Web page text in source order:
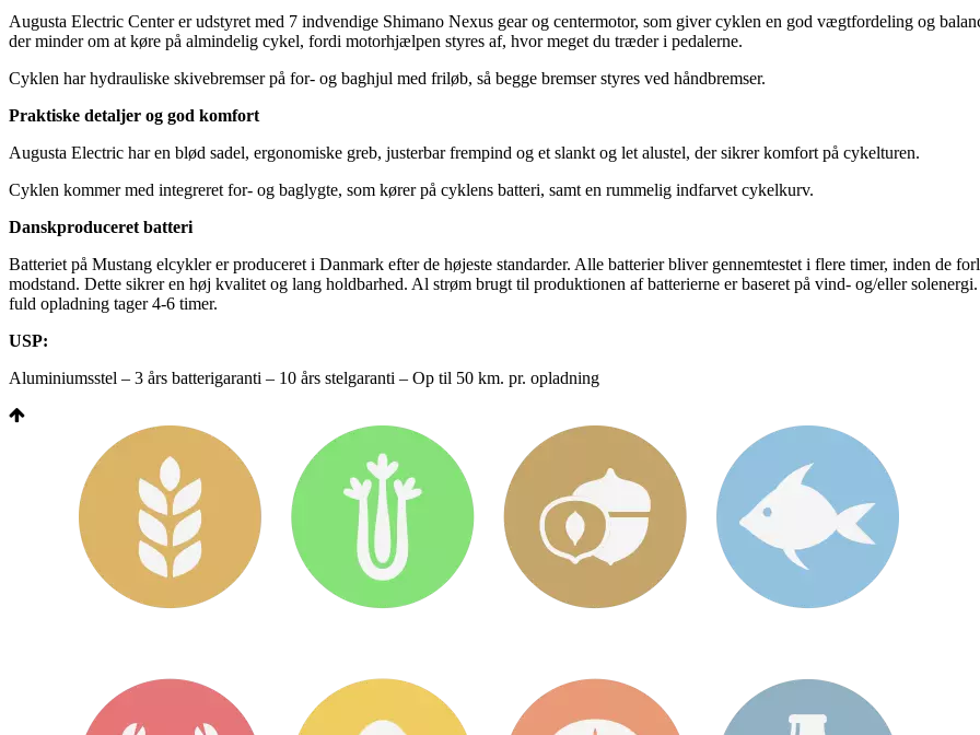
Augusta Electric Center er udstyret med 7 indvendige Shimano Nexus gear og centermotor, som giver cyklen en god vægtfordeling og
der minder om at køre på almindelig cykel, fordi motorhjælpen styres af, hvor meget du træder i pedalerne.
Cyklen har hydrauliske skivebremser på for- og baghjul med friløb, så begge bremser styres ved håndbremser.
Praktiske detaljer og god komfort
Augusta Electric har en blød sadel, ergonomiske greb, justerbar frempind og et slankt og let alustel, der sikrer komfort på cykelturen.
Cyklen kommer med integreret for- og baglygte, som kører på cyklens batteri, samt en rummelig indfarvet cykelkurv.
Danskproduceret batteri
Batteriet på Mustang elcykler er produceret i Danmark efter de højeste standarder. Alle batterier bliver gennemtestet i flere timer, inden de
modstand. Dette sikrer en høj kvalitet og lang holdbarhed. Al strøm brugt til produktionen af batterierne er baseret på vind- og/eller
fuld opladning tager 4-6 timer.
USP:
Aluminiumsstel – 3 års batterigaranti – 10 års stelgaranti – Op til 50 km. pr. opladning